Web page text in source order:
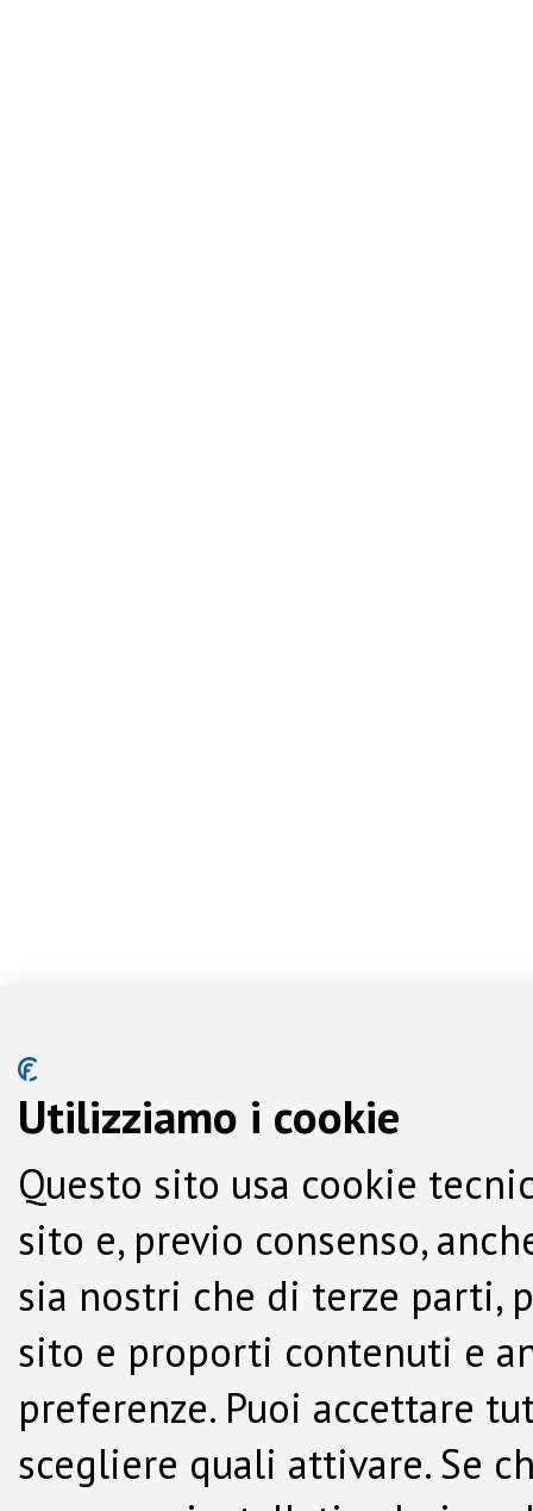
Utilizziamo i cookie
Questo sito usa cookie
sito e, previo consenso,
sia nostri che di terze parti,
sito e proporti contenuti e
preferenze. Puoi accettare
scegliere quali attivare. Se